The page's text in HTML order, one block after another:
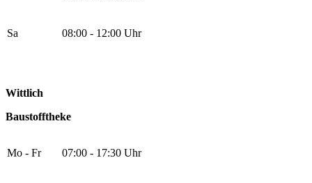
Sa 08:00 - 12:00 Uhr
Wittlich
Baustofftheke
Mo - Fr 07:00 - 17:30 Uhr